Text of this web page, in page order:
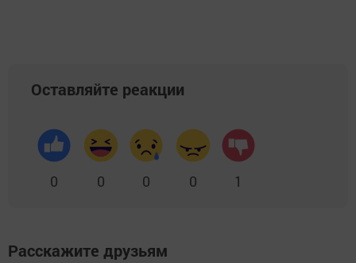
Оставляйте реакции
0 0 0 0 1
Расскажите друзьям